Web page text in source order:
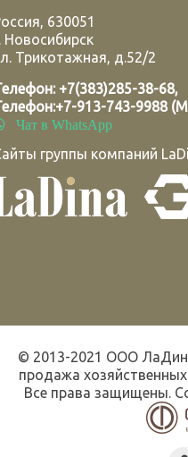
, 630051
Новосибирск
Трикотажная, д.52/2
+7(383)285-38-68,
+7-913-743-9988
Чат в WhatsApp
группы компаний
© 2013-2021 ООО
продажа
Все права защищены.